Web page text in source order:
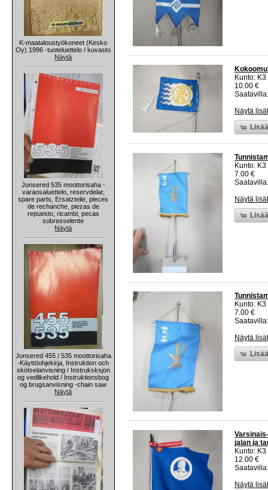
K-maataloustyökoneet (Kesko
Oy) 1996 -tuoteluettelo / kuvasto
Näytä
Jonsered 535 moottorisaha -
varaosaluettelo, reservdelar,
spare parts, Ersatzteile, pieces
de rechanche, piezas de
repuesto, ricambi, pecas
sobresselente
Näytä
Jonsered 455 / 535 moottorisaha
-Käyttöohjekirja, Instruktion och
skötselanvisning / Instruksksjon
og vedlikehold / Instruktionsbog
og brugsanvisning -chain saw
Näytä
Kunto:
10.00 €
Näytä
Kunto:
7.00 €
Näytä
Kunto:
7.00 €
Näytä
jalan ja
Kunto:
12.00 €
Näytä